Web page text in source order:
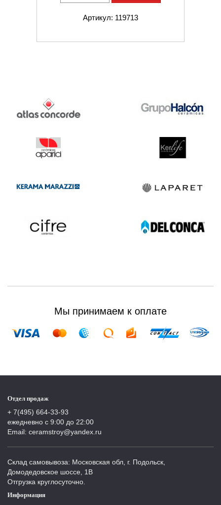
Артикул: 119713
Мы принимаем к оплате
Отдел продаж
+ 7(495) 664-33-93
ежедневно с 9:00 до 22:00
Email: ceramstroy@yandex.ru
Склад самовывоза: Московская обл, г. Подольск,
Домодедовское шоссе, 1В
Отгрузка круглосуточно.
Информация